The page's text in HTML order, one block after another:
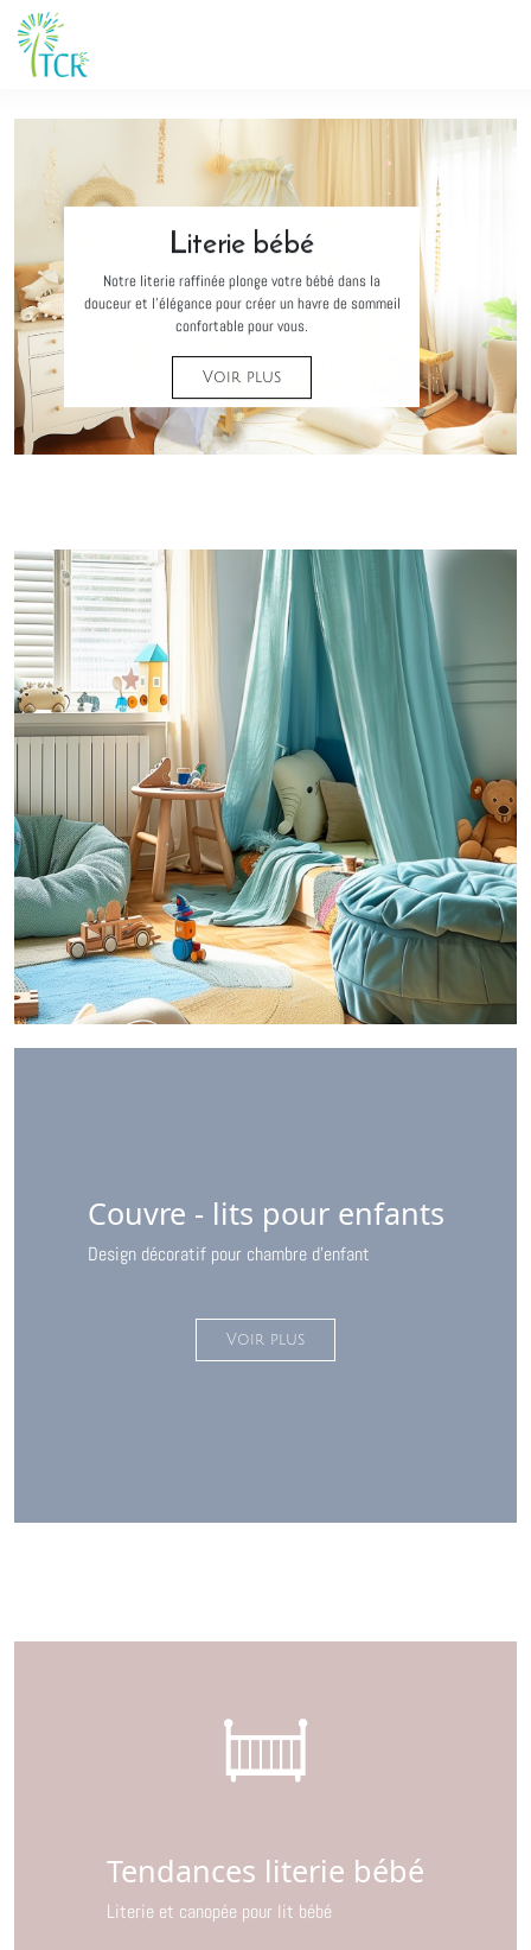
Couvre - lits pour enfants
Design décoratif pour chambre d'enfant
Voir plus
Tendances literie bébé
Literie et canopée pour lit bébé